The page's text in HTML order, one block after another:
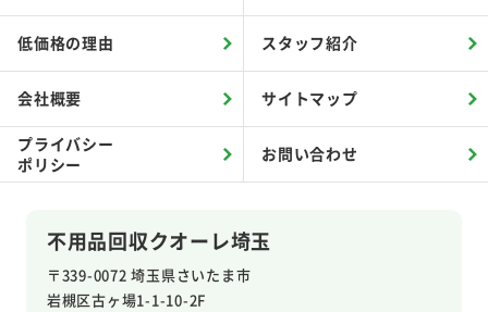
不用品回収クオーレ埼玉
〒339-0072 埼玉県さいたま市
岩槻区古ヶ場1-1-10-2F
低価格の理由 スタッフ紹介
会社概要 サイトマップ
プライバシー
ポリシー
お問い合わせ